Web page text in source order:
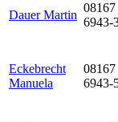
Dauer Martin
08167
6943-
Eckebrecht
Manuela
08167
6943-